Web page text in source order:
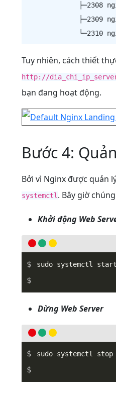
├─2308
├─2309
Tuy nhiên, cách thiết
http://
bạn đang hoạt động.
Bước 4:
Bởi vì Nginx được quản
systemctl . Bây giờ
Khởi động Web
Dừng Web Server